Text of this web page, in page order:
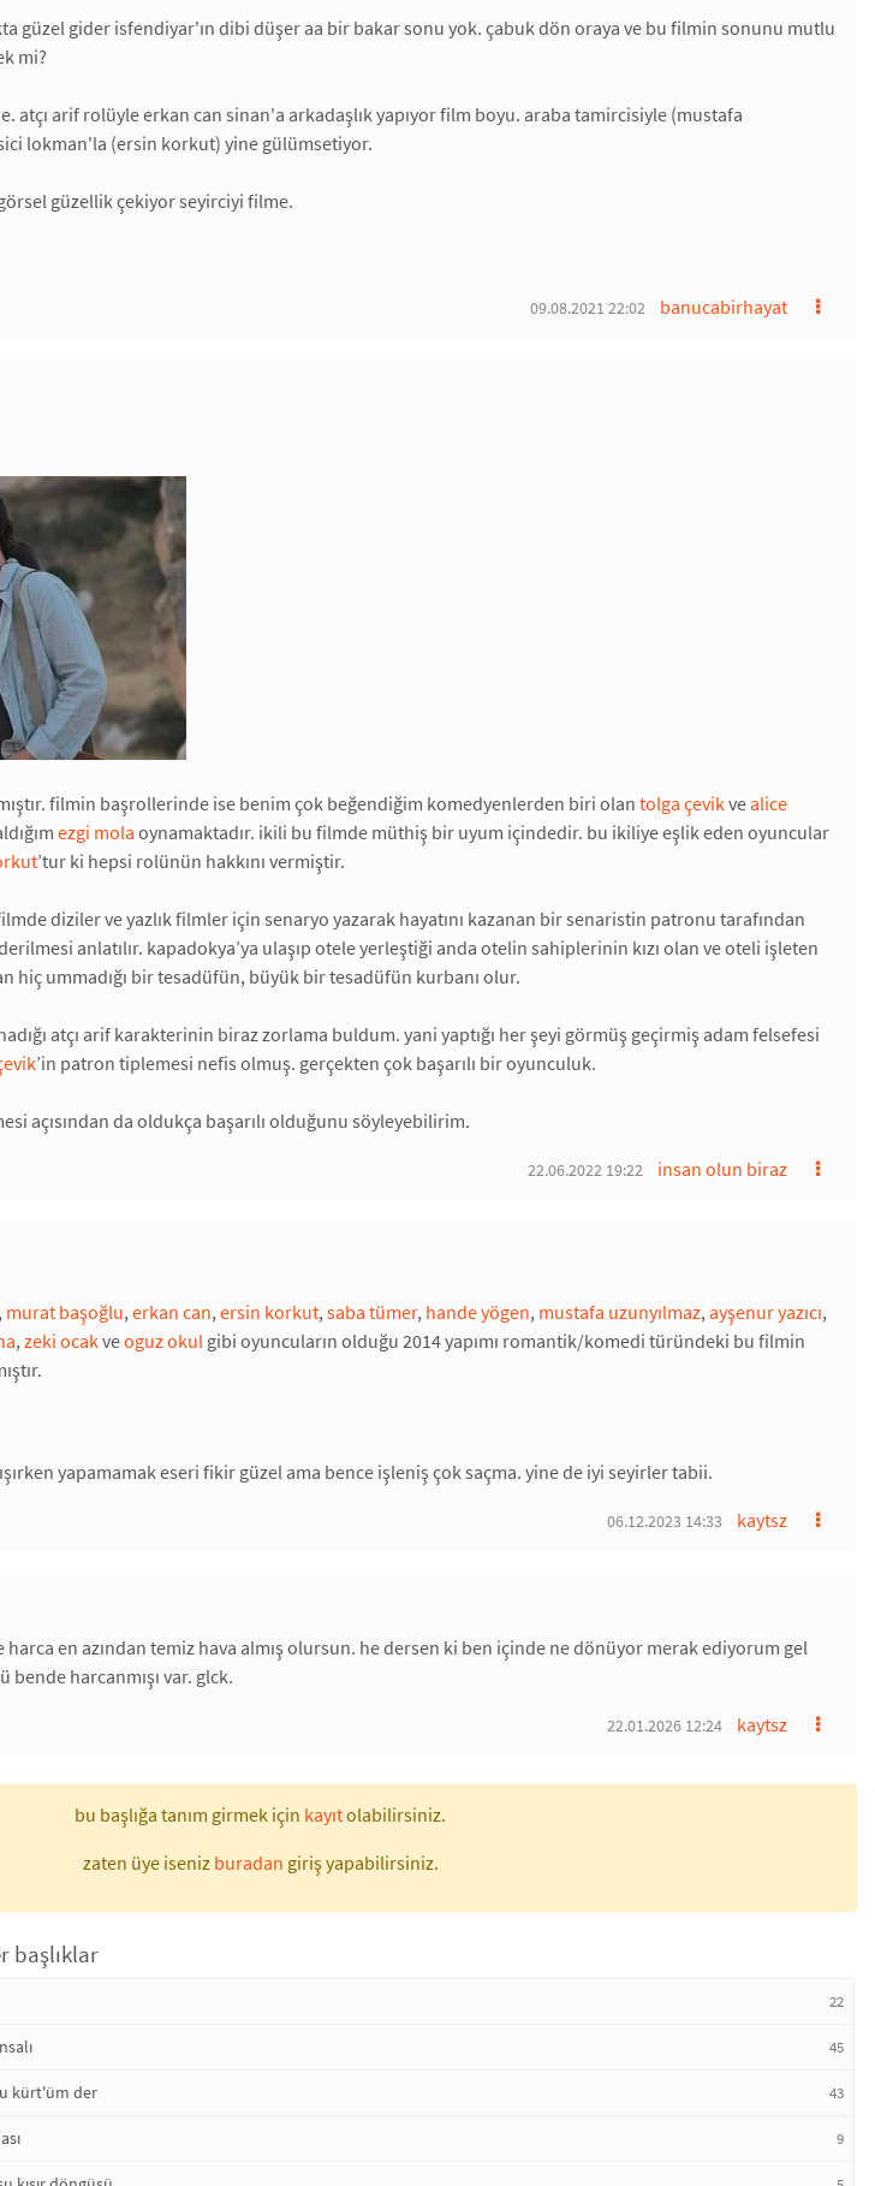
güzel gider isfendiyar'ın dibi düşer aa bir bakar sonu yok. çabuk dön oraya ve bu filmin sonunu mutlu
mi?
atçı arif rolüyle erkan can sinan'a arkadaşlık yapıyor film boyu. araba tamircisiyle (mustafa
lokman'la (ersin korkut) yine gülümsetiyor.
güzellik çekiyor seyirciyi filme.
banucabirhayat
09.08.2021 22:02
filmin başrollerinde ise benim çok beğendiğim komedyenlerden biri olan tolga çevikvealice
ezgi mola oynamaktadır. ikili bu filmde müthiş bir uyum içindedir. bu ikiliye eşlik eden oyuncular
’tur ki hepsi rolünün hakkını vermiştir.
diziler ve yazlık filmler için senaryo yazarak hayatını kazanan bir senaristin patronu tarafından
anlatılır. kapadokya’ya ulaşıp otele yerleştiği anda otelin sahiplerinin kızı olan ve oteli işleten
hiç ummadığı bir tesadüfün, büyük bir tesadüfün kurbanı olur.
atçı arif karakterinin biraz zorlama buldum. yani yaptığı her şeyi görmüş geçirmiş adam felsefesi
’in patron tiplemesi nefis olmuş. gerçekten çok başarılı bir oyunculuk.
açısından da oldukça başarılı olduğunu söyleyebilirim.
insan olun biraz
22.06.2022 19:22
, murat başoğlu, erkan can, ersin korkut, saba tümer, hande yögen, mustafa uzunyılmaz, ayşenur yazıcı,
, zeki ocakveoguz okul gibi oyuncuların olduğu 2014 yapımı romantik/komedi türündeki bu filmin
yapamamak eseri fikir güzel ama bence işleniş çok saçma. yine de iyi seyirler tabii.
kaytsz
06.12.2023 14:33
harca en azından temiz hava almış olursun. he dersen ki ben içinde ne dönüyor merak ediyorum gel
bende harcanmışı var. glck.
kaytsz
22.01.2026 12:24
bu başlığa tanım girmek için kayıtolabilirsiniz.
zaten üye iseniz buradan giriş yapabilirsiniz.
başlıklar
22
45
kürt'üm der 43
9